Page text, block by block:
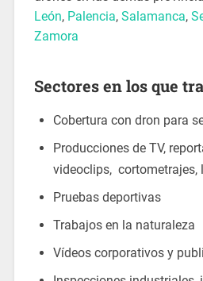
León, Palencia, Salamanca,
Zamora
Sectores en los que
Cobertura con dron para
Producciones de TV,
videoclips, cortometrajes,
Pruebas deportivas
Trabajos en la naturaleza
Vídeos corporativos y